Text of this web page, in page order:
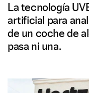
La tecnología
artificial para
de un coche de
pasa ni una.